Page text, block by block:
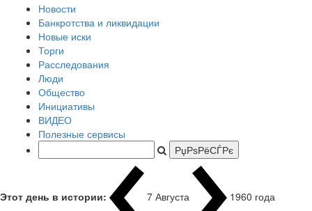
Новости
Банкротства и ликвидации
Новые иски
Торги
Расследования
Люди
Общество
Инициативы
ВИДЕО
Полезные сервисы
Этот день в истории: 7 Августа 1960 года